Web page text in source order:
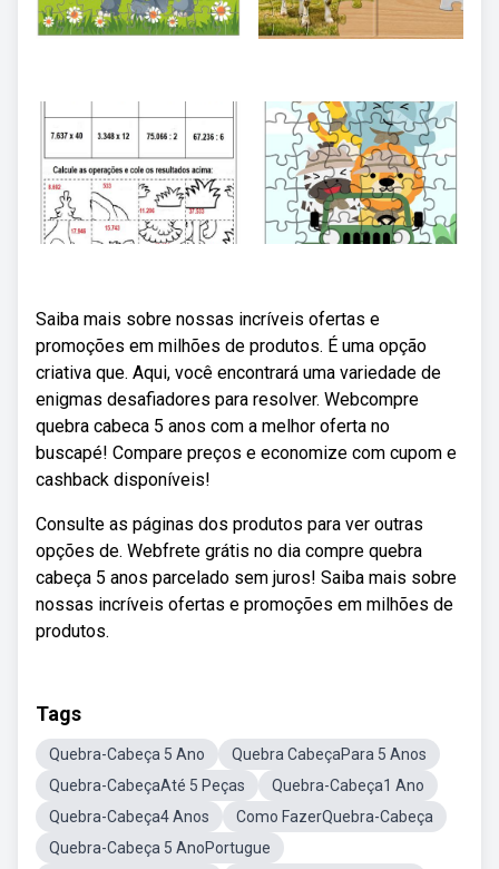
Saiba mais sobre nossas incríveis ofertas e
promoções em milhões de produtos. É uma opção
criativa que. Aqui, você encontrará uma variedade de
enigmas desafiadores para resolver. Webcompre
quebra cabeca 5 anos com a melhor oferta no
buscapé! Compare preços e economize com cupom e
cashback disponíveis!
Consulte as páginas dos produtos para ver outras
opções de. Webfrete grátis no dia compre quebra
cabeça 5 anos parcelado sem juros! Saiba mais sobre
nossas incríveis ofertas e promoções em milhões de
produtos.
Tags
Quebra-Cabeça 5 Ano
Quebra CabeçaPara 5 Anos
Quebra-CabeçaAté 5 Peças
Quebra-Cabeça1 Ano
Quebra-Cabeça4 Anos
Como FazerQuebra-Cabeça
Quebra-Cabeça 5 AnoPortugue